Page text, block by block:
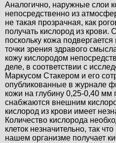
Аналогично, наружные слои
непосредственно из
не такая прозрачная, как
получать кислород из крови.
поскольку кожа
точки зрения здравого
кожу кислородом
деле, в соответствии с
Маркусом Стакером и его
опубликованные в журнале
кожи на глубину 0,25-0,40 мм
снабжаются внешним
кислород из крови имеет
Количество кислорода
клеток незначительно, так
нашем организме получает